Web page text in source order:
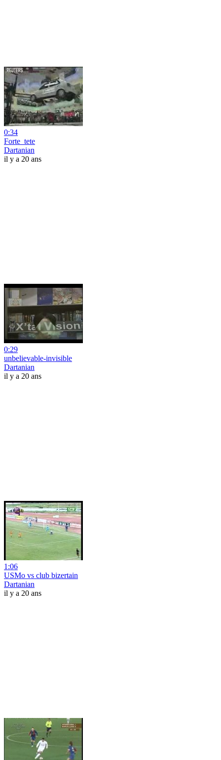
0:34
Forte_tete
Dartanian
il y a 20 ans
0:29
unbelievable-invisible
Dartanian
il y a 20 ans
1:06
USMo vs club bizertain
Dartanian
il y a 20 ans